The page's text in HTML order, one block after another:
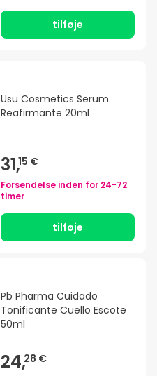
tilføje
Usu Cosmetics Serum
Reafirmante 20ml
31,15 €
Forsendelse inden for 24-72
timer
tilføje
Pb Pharma Cuidado
Tonificante Cuello Escote
50ml
24,28 €